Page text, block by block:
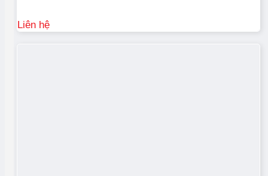
Liên hệ